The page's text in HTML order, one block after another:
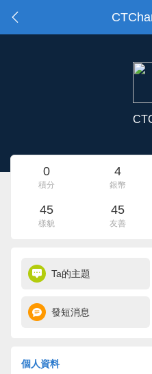
0
積分
4
銀幣
45
樣貌
45
友善
Ta的主題
發短消息
個人資料